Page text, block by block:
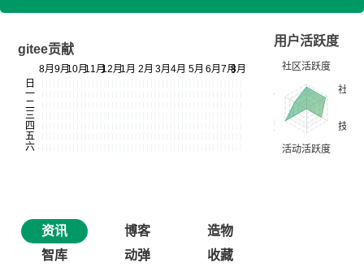
gitee贡献
用户活跃度
资讯 博客
造物
智库
动弹 收藏